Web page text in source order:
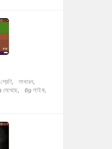
সাধারন,
69 লাইক,